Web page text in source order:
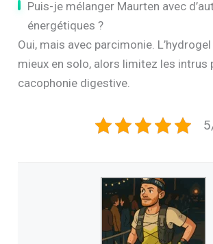
Puis-je mélanger Maurten avec
énergétiques ?
Oui, mais avec parcimonie.
mieux en solo, alors limitez les intrus
cacophonie digestive.